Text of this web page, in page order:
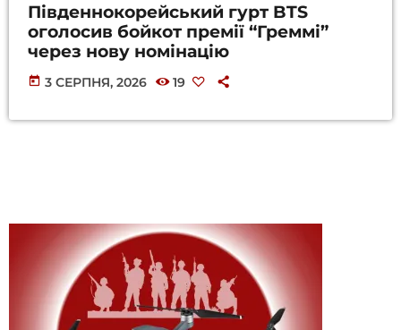
Південнокорейський гурт BTS
оголосив бойкот премії “Греммі”
через нову номінацію
today 3 СЕРПНЯ, 2026 19